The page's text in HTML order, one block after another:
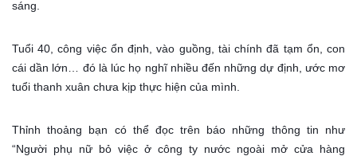
sáng.
Tuổi 40, công việc ổn định, vào guồng, tài chính đã tạm ổn, con
cái dần lớn… đó là lúc họ nghĩ nhiều đến những dự định, ước mơ
tuổi thanh xuân chưa kịp thực hiện của mình.
Thỉnh thoảng bạn có thể đọc trên báo những thông tin như
“Người phụ nữ bỏ việc ở công ty nước ngoài mở cửa hàng